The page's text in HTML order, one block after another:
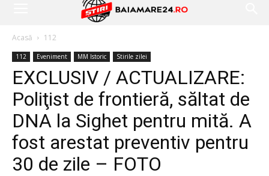
Acasă 112
112 Eveniment MM Istoric Stirile zilei
EXCLUSIV / ACTUALIZARE:
Poliţist de frontieră, săltat de
DNA la Sighet pentru mită. A
fost arestat preventiv pentru
30 de zile – FOTO